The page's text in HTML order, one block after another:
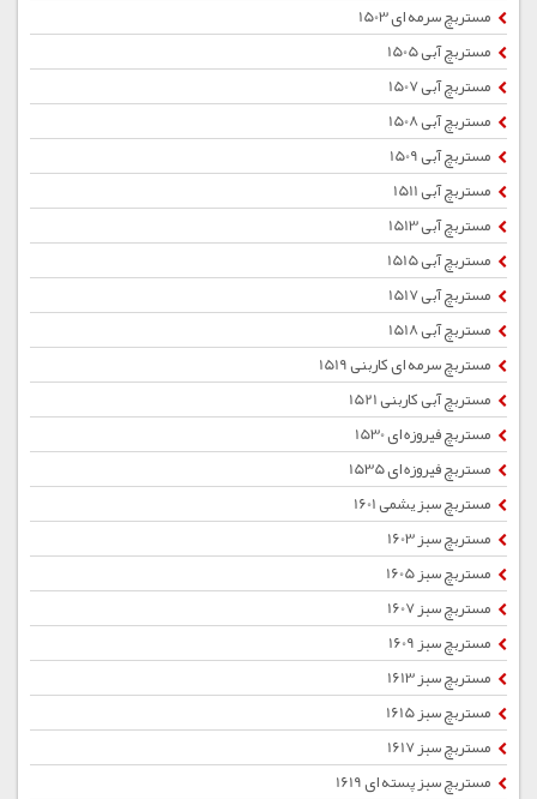
مستربچ سرمه ای 1503
مستربچ آبی 1505
مستربچ آبی 1507
مستربچ آبی 1508
مستربچ آبی 1509
مستربچ آبی 1511
مستربچ آبی 1513
مستربچ آبی 1515
مستربچ آبی 1517
مستربچ آبی 1518
مستربچ سرمه ای کاربنی 1519
مستربچ آبی کاربنی 1521
مستربچ فیروزه ای 1530
مستربچ فیروزه ای 1535
مستربچ سبز یشمی 1601
مستربچ سبز 1603
مستربچ سبز 1605
مستربچ سبز 1607
مستربچ سبز 1609
مستربچ سبز 1613
مستربچ سبز 1615
مستربچ سبز 1617
مستربچ سبز پسته ای 1619